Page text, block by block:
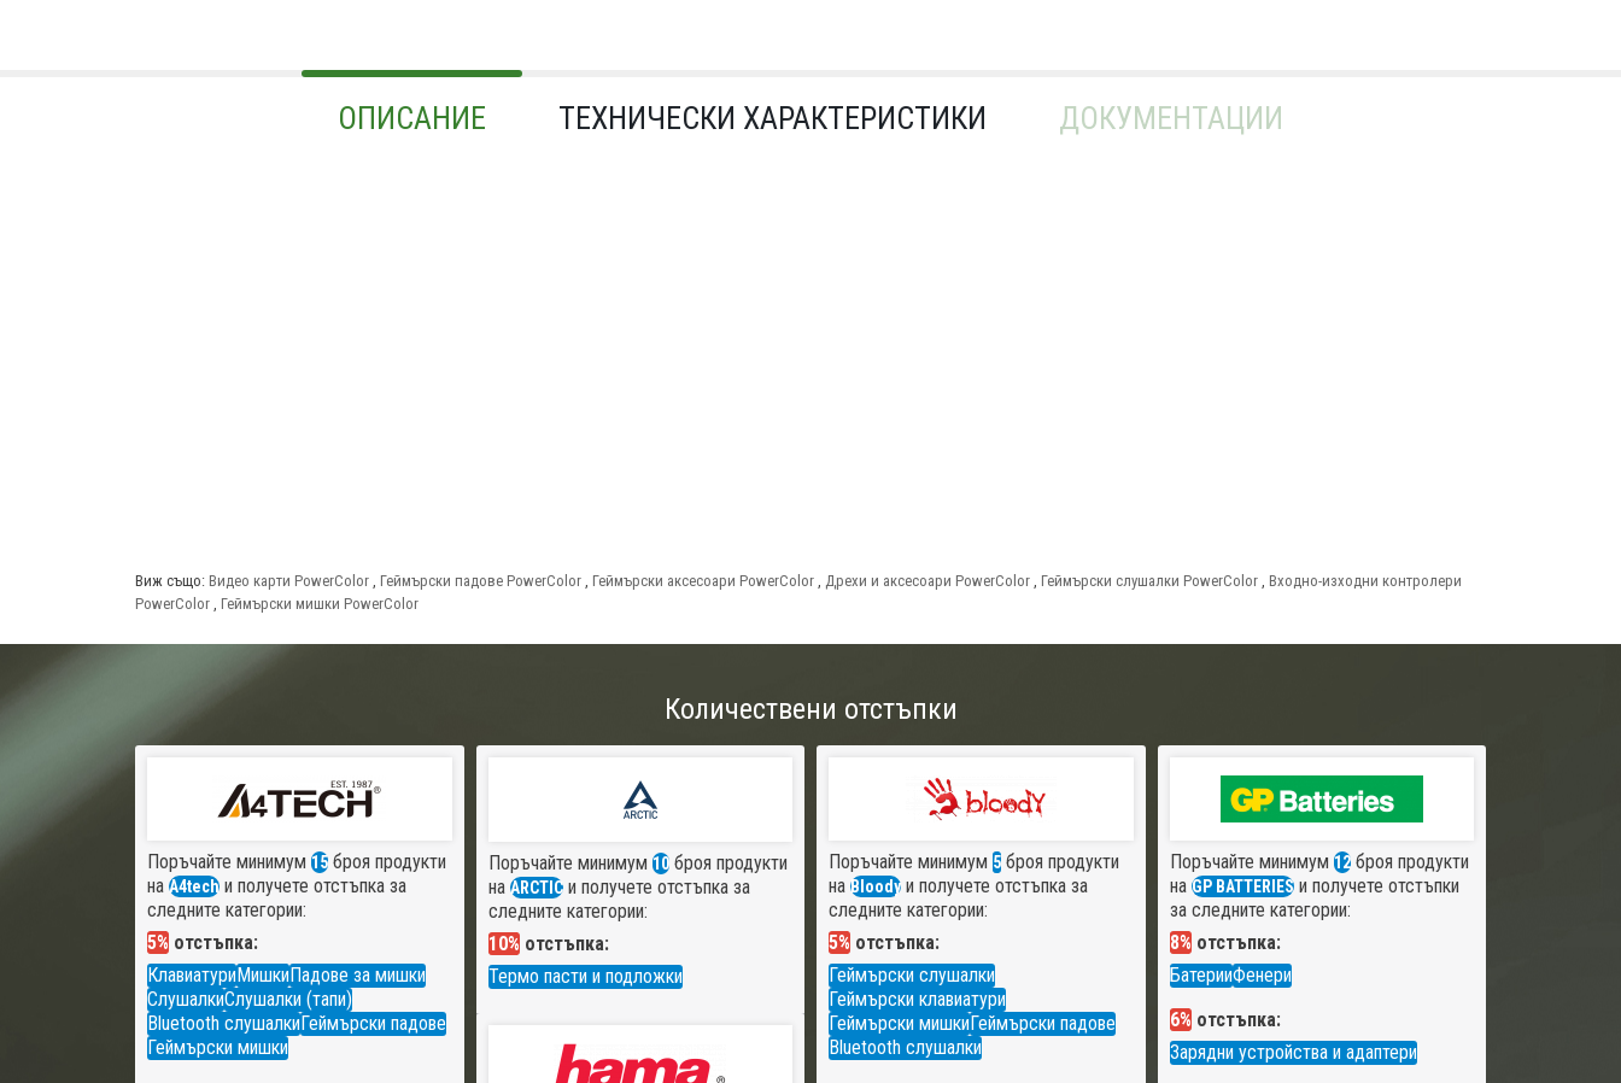
ОПИСАНИЕ ТЕХНИЧЕСКИ ХАРАКТЕРИСТИКИ ДОКУМЕНТАЦИИ
Виж също: Видео карти PowerColor Геймърски падове PowerColor Геймърски аксесоари PowerColor Дрехи и аксесоари PowerColor Геймърски слушалки PowerColor
Входно-изходни контролери
PowerColor
Геймърски мишки PowerColor
Количествени отстъпки
Поръчайте минимум 15 броя продукти
на A4tech и получете отстъпка за
следните категории:
5% отстъпка:
КлавиатуриМишкиПадове за мишки
СлушалкиСлушалки (тапи)
Bluetooth слушалкиГеймърски падове
Геймърски мишки
Поръчайте минимум 10броя продукти
на ARCTICи получете отстъпка за
следните категории:
10% отстъпка:
Термо пасти и подложки
Поръчайте минимум 5 броя продукти
на Bloody и получете отстъпка за
следните категории:
5% отстъпка:
Геймърски слушалки
Геймърски клавиатури
Геймърски мишкиГеймърски падове
Bluetooth слушалки
Поръчайте минимум 12броя продукти
на GP BATTERIESи получете отстъпки
за следните категории:
8% отстъпка:
БатерииФенери
6% отстъпка:
Зарядни устройства и адаптери